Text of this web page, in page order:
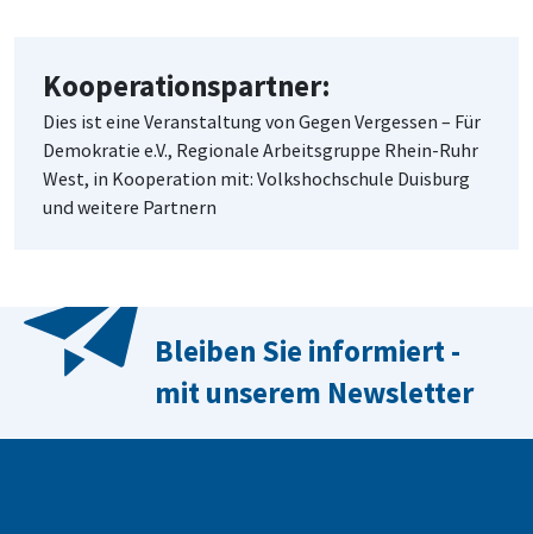
Kooperationspartner:
Dies ist eine Veranstaltung von Gegen Vergessen – Für
Demokratie e.V., Regionale Arbeitsgruppe Rhein-Ruhr
West, in Kooperation mit: Volkshochschule Duisburg
und weitere Partnern
Bleiben Sie informiert -
mit unserem Newsletter